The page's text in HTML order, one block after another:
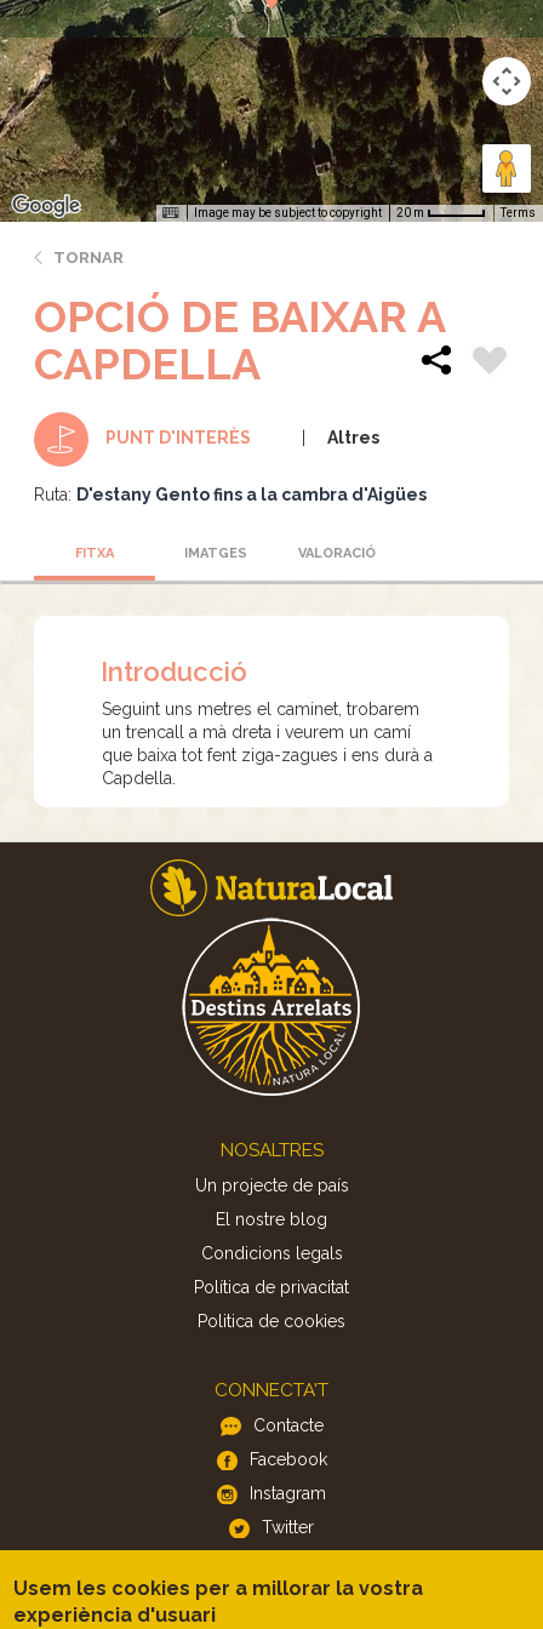
Image may be subject to copyright 20 m Terms
TORNAR
OPCIÓ DE BAIXAR A
CAPDELLA
PUNT D'INTERÈS Altres
Ruta: D'estany Gento fins a la cambra d'Aigües
FITXA IMATGES VALORACIÓ
Introducció
Seguint uns metres el caminet, trobarem
un trencall a mà dreta i veurem un camí
que baixa tot fent ziga-zagues i ens durà a
Capdella.
NOSALTRES
Un projecte de país
El nostre blog
Condicions legals
Política de privacitat
Politica de cookies
CONNECTA'T
Contacte
Facebook
Instagram
Twitter
APP
Usem les cookies per a millorar la vostra
experiència d'usuari